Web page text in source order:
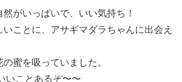
がいっぱいで、いい気持ち！
ことに、アサギマダラちゃんに出会え
蜜を吸っていました。
いことあるぞ〜〜